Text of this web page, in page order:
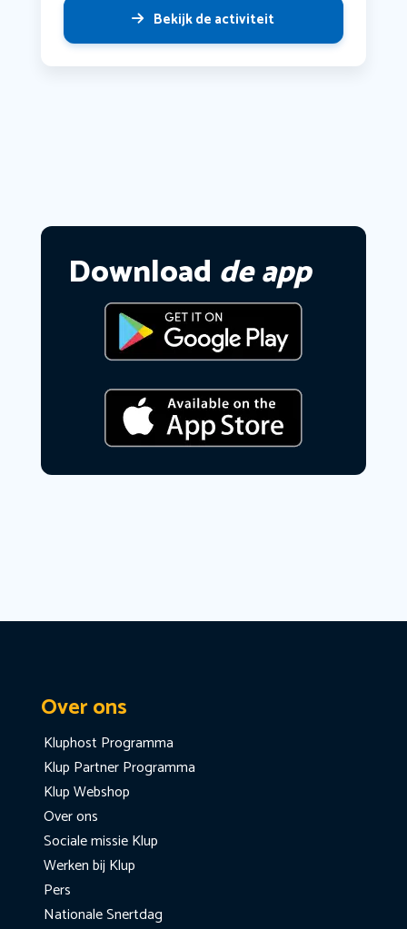
Bekijk de activiteit
Download de app
Over ons
Kluphost Programma
Klup Partner Programma
Klup Webshop
Over ons
Sociale missie Klup
Werken bij Klup
Pers
Nationale Snertdag